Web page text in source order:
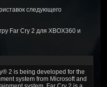
следующего
Far Cry 2 для XBOX360 и
2 is being developed for the
system from Microsoft and